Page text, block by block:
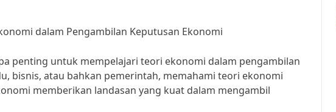
dalam Pengambilan Keputusan Ekonomi
penting untuk mempelajari teori ekonomi dalam pengambilan
bisnis, atau bahkan pemerintah, memahami teori ekonomi
memberikan landasan yang kuat dalam mengambil